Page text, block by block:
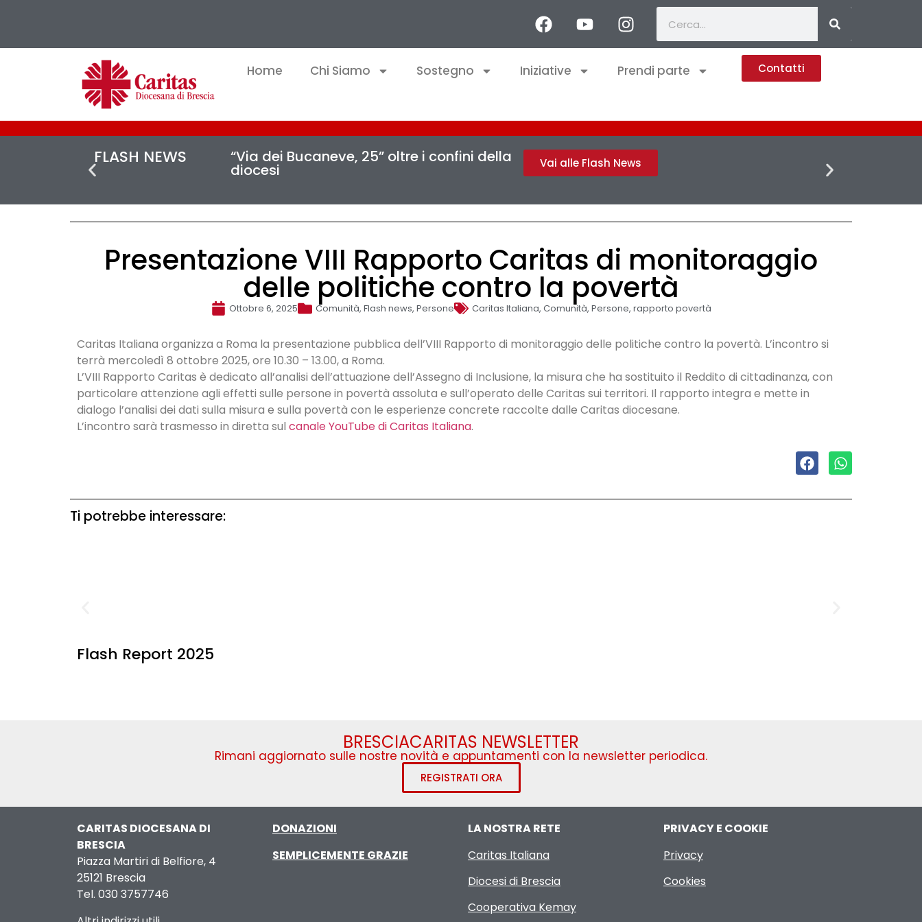
Home Chi Siamo Sostegno Iniziative Prendi parte Contatti
FLASH NEWS “Via dei Bucaneve, 25” oltre i confini della
diocesi Vai alle Flash News
Presentazione VIII Rapporto Caritas di monitoraggio
delle politiche contro la povertà
Ottobre 6, 2025 Comunità, Flash news, Persone Caritas Italiana, Comunità, Persone, rapporto povertà
Caritas Italiana organizza a Roma la presentazione pubblica dell’VIII Rapporto di monitoraggio delle politiche contro la povertà. L’incontro si
terrà mercoledì 8 ottobre 2025, ore 10.30 – 13.00, a Roma.
L’VIII Rapporto Caritas è dedicato all’analisi dell’attuazione dell’Assegno di Inclusione, la misura che ha sostituito il Reddito di cittadinanza, con
particolare attenzione agli effetti sulle persone in povertà assoluta e sull’operato delle Caritas sui territori. Il rapporto integra e mette in
dialogo l’analisi dei dati sulla misura e sulla povertà con le esperienze concrete raccolte dalle Caritas diocesane.
L’incontro sarà trasmesso in diretta sul canale YouTube di Caritas Italiana.
Ti potrebbe interessare:
Flash Report 2025
BRESCIACARITAS NEWSLETTER
Rimani aggiornato sulle nostre novità e appuntamenti con la newsletter periodica.
REGISTRATI ORA
CARITAS DIOCESANA DI
BRESCIA
Piazza Martiri di Belfiore, 4
25121 Brescia
Tel. 030 3757746
DONAZIONI
SEMPLICEMENTE GRAZIE
LA NOSTRA RETE
Caritas Italiana
Diocesi di Brescia
Cooperativa Kemay
PRIVACY E COOKIE
Privacy
Cookies